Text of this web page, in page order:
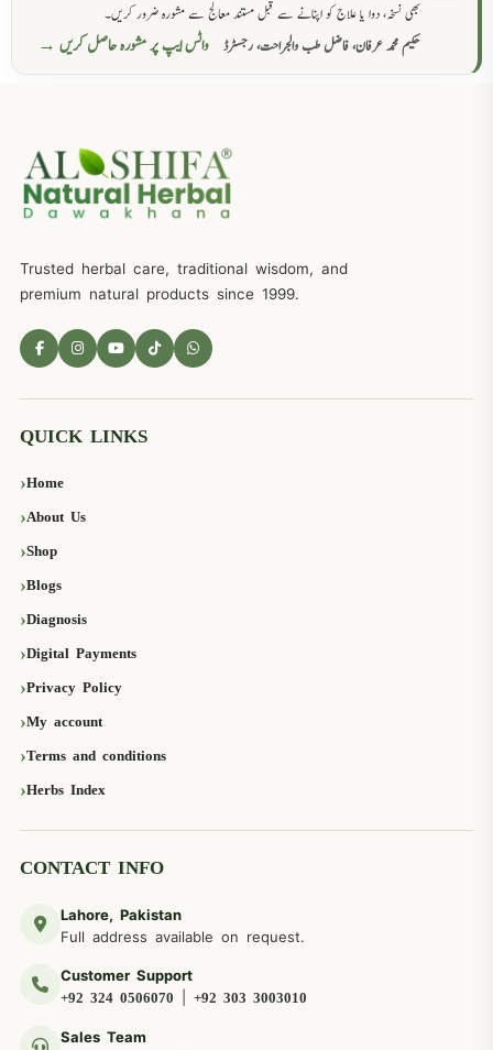
بھی نسخہ، دوا یا علاج کو اپنانے سے قبل مستند معالج سے مشورہ ضرور کریں۔
حکیم محمد عرفان، فاضل طب والجراحت، رجسٹرڈ
واٹس ایپ پر مشورہ حاصل کریں →
Trusted herbal care, traditional wisdom, and
premium natural products since 1999.
QUICK LINKS
Home
About Us
Shop
Blogs
Diagnosis
Digital Payments
Privacy Policy
My account
Terms and conditions
Herbs Index
CONTACT INFO
Lahore, Pakistan
Full address available on request.
Customer Support
+92 324 0506070 +92 303 3003010
Sales Team